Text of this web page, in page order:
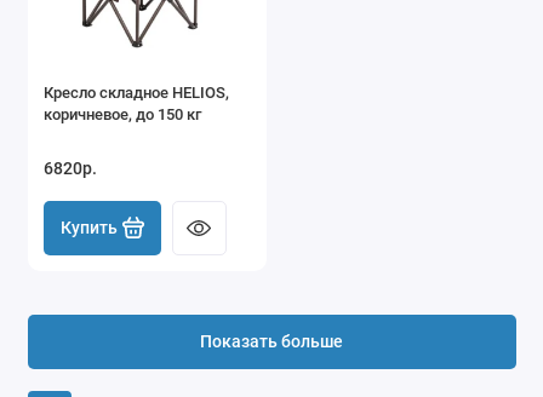
Кресло складное HELIOS,
коричневое, до 150 кг
6820р.
Купить
Показать больше